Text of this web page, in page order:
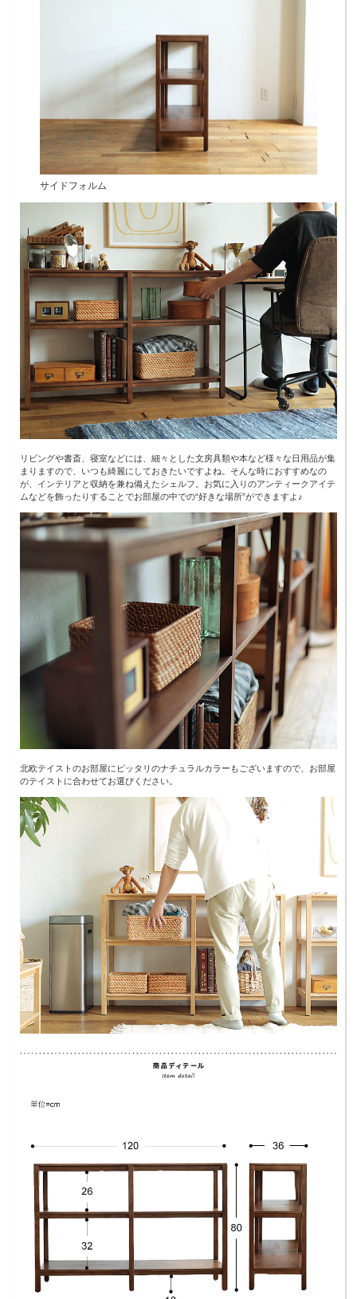
サイドフォルム
リビングや書斎、寝室などには、細々とした文房具類や本など様々な日用品が集
まりますので、いつも綺麗にしておきたいですよね。そんな時におすすめなの
が、インテリアと収納を兼ね備えたシェルフ。お気に入りのアンティークアイテ
ムなどを飾ったりすることでお部屋の中での“好きな場所”ができますよ♪
北欧テイストのお部屋にピッタリのナチュラルカラーもございますので、お部屋
のテイストに合わせてお選びください。